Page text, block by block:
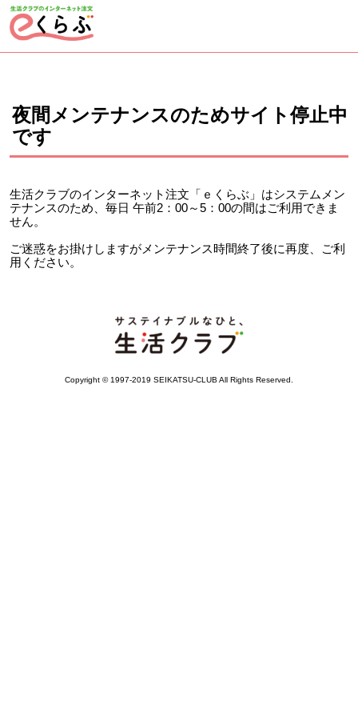
ページの先頭です。
夜間メンテナンスのためサイト停止中
です
生活クラブのインターネット注文「ｅくらぶ」はシステムメン
テナンスのため、毎日 午前2：00～5：00の間はご利用できま
せん。
ご迷惑をお掛けしますがメンテナンス時間終了後に再度、ご利
用ください。
Copyright © 1997-2019 SEIKATSU-CLUB All Rights Reserved.